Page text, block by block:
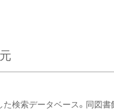
検索データベース。同図書